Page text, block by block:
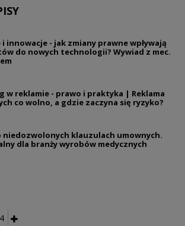
innowacje - jak zmiany prawne wpływają
do nowych technologii? Wywiad z mec.
w reklamie - prawo i praktyka | Reklama
co wolno, a gdzie zaczyna się ryzyko?
niedozwolonych klauzulach umownych.
dla branży wyrobów medycznych